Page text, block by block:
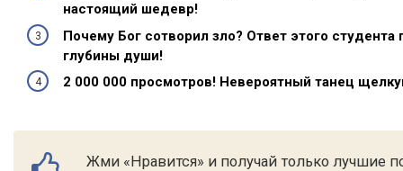
настоящий шедевр!
Почему Бог сотворил зло? Ответ этого студента
глубины души!
2 000 000 просмотров! Невероятный танец
Жми «Нравится» и получай только лучшие